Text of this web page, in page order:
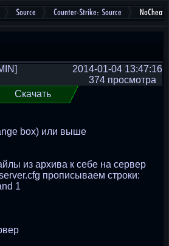
Source Counter-Strike: Source
2014-01-04 13:47:16
374 просмотра
Скачать
box) или выше
из архива к себе на сервер
прописываем строки:
1